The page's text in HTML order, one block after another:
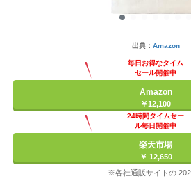
出典： Amazon
毎日お得なタイム
セール開催中
Amazon
￥12,100
24時間タイムセー
ル毎日開催中
楽天市場
￥ 12,650
※各社通販サイトの